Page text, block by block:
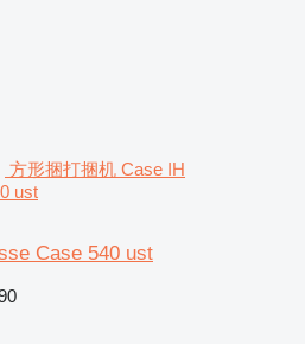
方形捆打捆机 Case IH
ust
Case 540 ust